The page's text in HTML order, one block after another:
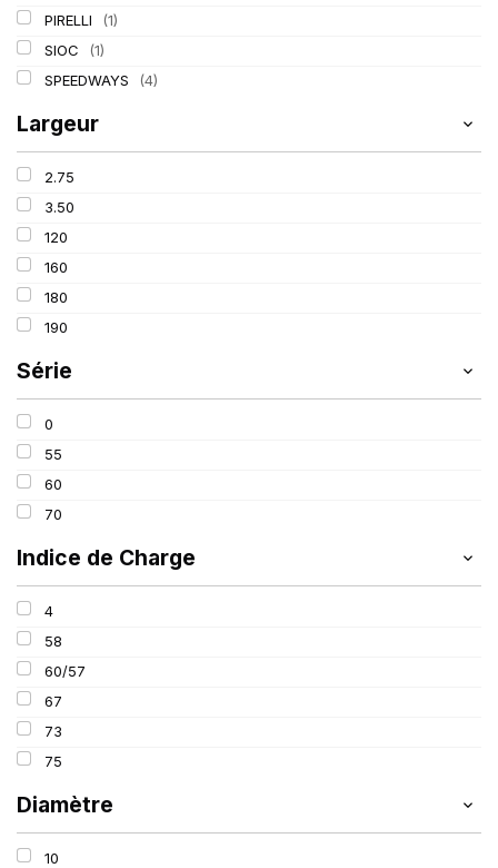
PIRELLI
(1)
SIOC
(1)
SPEEDWAYS
(4)
Largeur
2.75
3.50
120
160
180
190
Série
0
55
60
70
Indice de Charge
4
58
60/57
67
73
75
Diamètre
10